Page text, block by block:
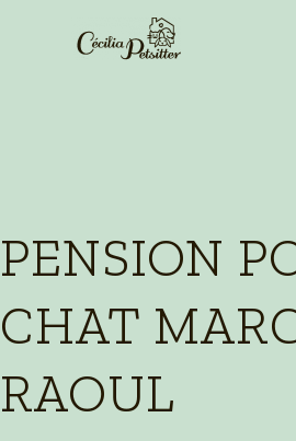
PENSION
CHAT
RAOUL